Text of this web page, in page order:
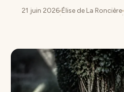
21 juin 2026
·
Élise de La Roncière
·